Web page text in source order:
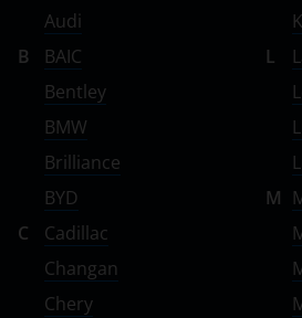
Audi
B
BAIC
Bentley
BMW
Brilliance
BYD
C
Cadillac
Changan
Chery
L
M